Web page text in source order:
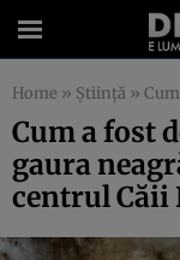
Home » Știință » Cum a
Cum a fost
gaura
centrul Căii